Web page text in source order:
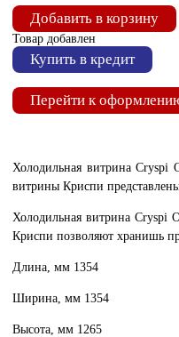
Добавить в корзину
Товар добавлен
Купить в кредит
Перейти к
Холодильная витрина Cryspi
витрины Криспи
Холодильная витрина Cryspi
Криспи позволяют хранишь
Длина, мм 1354
Ширина, мм 1354
Высота, мм 1265